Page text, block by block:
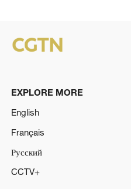
EXPLORE MORE
English
Français
Русский
CCTV+